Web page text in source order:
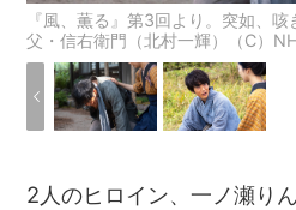
『風、薫る』第3回より。突如、
父・信右衛門（北村一輝）（C）
2人のヒロイン、一ノ瀬り